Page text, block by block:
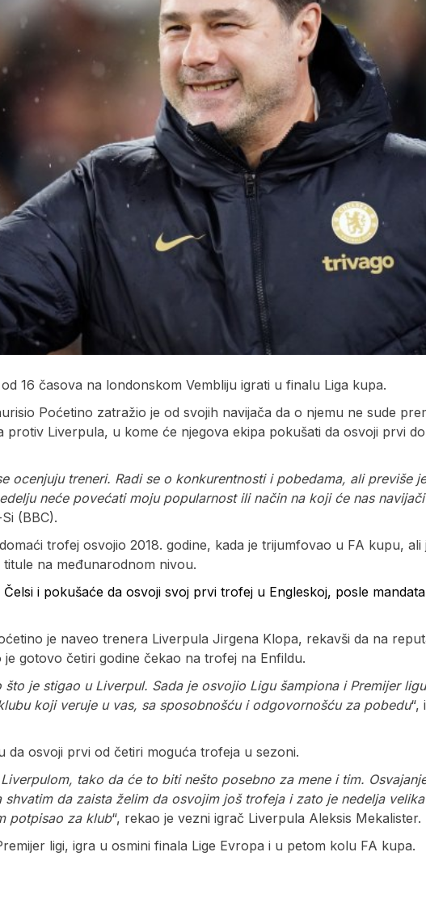
16 časova na londonskom Vembliju igrati u finalu Liga kupa.
Poćetino zatražio je od svojih navijača da o njemu ne sude
protiv Liverpula, u kome će njegova ekipa pokušati da osvoji prvi
ocenjuju treneri. Radi se o konkurentnosti i pobedama, ali previše
neće povećati moju popularnost ili način na koji će nas
(BBC).
trofej osvojio 2018. godine, kada je trijumfovao u FA kupu, ali
na međunarodnom nivou.
i pokušaće da osvoji svoj prvi trofej u Engleskoj, posle
je naveo trenera Liverpula Jirgena Klopa, rekavši da na
gotovo četiri godine čekao na trofej na Enfildu.
je stigao u Liverpul. Sada je osvojio Ligu šampiona i Premijer
koji veruje u vas, sa sposobnošću i odgovornošću za pobedu“,
da osvoji prvi od četiri moguća trofeja u sezoni.
tako da će to biti nešto posebno za mene i tim.
da zaista želim da osvojim još trofeja i zato je nedelja
potpisao za klub“, rekao je vezni igrač Liverpula Aleksis Mekalister.
ligi, igra u osmini finala Lige Evropa i u petom kolu FA kupa.